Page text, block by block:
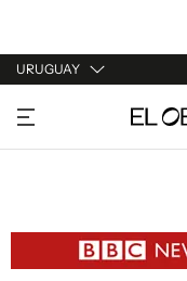
URUGUAY
URUGUAY
ARGENTINA
ESTADOS UNIDOS